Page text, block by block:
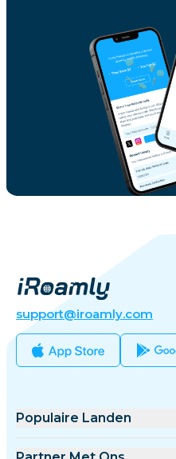
support@iroamly.com
Populaire Landen
Verenigde Staten